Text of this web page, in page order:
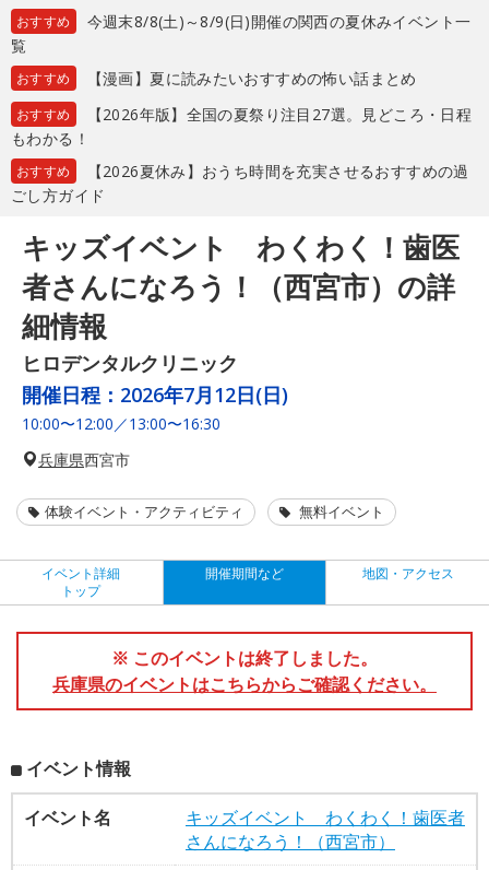
おすすめ
今週末8/8(土)～8/9(日)開催の関西の夏休みイベント一
覧
おすすめ 【漫画】夏に読みたいおすすめの怖い話まとめ
おすすめ
【2026年版】全国の夏祭り注目27選。見どころ・日程
もわかる！
おすすめ
【2026夏休み】おうち時間を充実させるおすすめの過
ごし方ガイド
キッズイベント わくわく！歯医
者さんになろう！（西宮市）の詳
細情報
ヒロデンタルクリニック
開催日程： 2026年7月12日(日)
10:00〜12:00／13:00〜16:30
兵庫県西宮市
体験イベント・アクティビティ 無料イベント
イベント詳細
トップ
開催期間など 地図・アクセス
※ このイベントは終了しました。
兵庫県のイベントはこちらからご確認ください。
イベント情報
イベント名
キッズイベント わくわく！歯医者
さんになろう！（西宮市）